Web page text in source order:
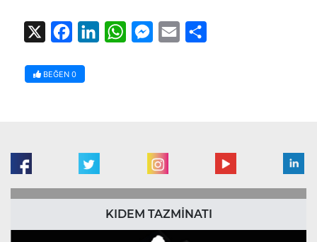
FacebookLinkedInWhatsAppMessenger
Email
BEĞEN 0
KIDEM TAZMİNATI